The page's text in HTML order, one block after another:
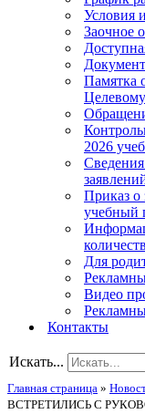
Условия
Заочное
Памятка
2026
Приказ о
учебный
Для
Видео
Контакты
Искать...
Главная страница »
ВСТРЕТИЛИСЬ С